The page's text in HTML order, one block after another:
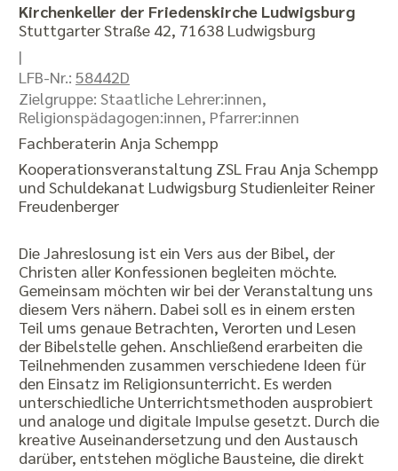
Kirchenkeller der Friedenskirche Ludwigsburg
Stuttgarter Straße 42, 71638 Ludwigsburg
|
LFB-Nr.: 58442D
Zielgruppe: Staatliche Lehrer:innen,
Religionspädagogen:innen, Pfarrer:innen
Fachberaterin Anja Schempp
Kooperationsveranstaltung ZSL Frau Anja Schempp
und Schuldekanat Ludwigsburg Studienleiter Reiner
Freudenberger
Die Jahreslosung ist ein Vers aus der Bibel, der
Christen aller Konfessionen begleiten möchte.
Gemeinsam möchten wir bei der Veranstaltung uns
diesem Vers nähern. Dabei soll es in einem ersten
Teil ums genaue Betrachten, Verorten und Lesen
der Bibelstelle gehen. Anschließend erarbeiten die
Teilnehmenden zusammen verschiedene Ideen für
den Einsatz im Religionsunterricht. Es werden
unterschiedliche Unterrichtsmethoden ausprobiert
und analoge und digitale Impulse gesetzt. Durch die
kreative Auseinandersetzung und den Austausch
darüber, entstehen mögliche Bausteine, die direkt